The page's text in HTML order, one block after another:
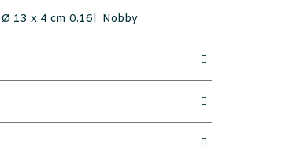
Ø 13 x 4 cm 0.16l Nobby